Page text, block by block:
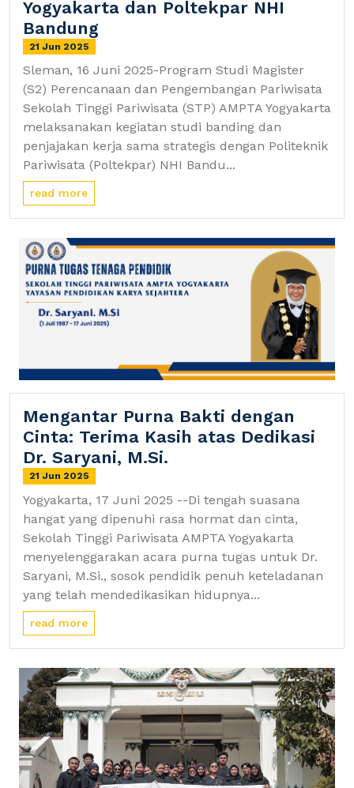
Yogyakarta dan Poltekpar NHI
Bandung
21 Jun 2025
Sleman, 16 Juni 2025-Program Studi Magister
(S2) Perencanaan dan Pengembangan Pariwisata
Sekolah Tinggi Pariwisata (STP) AMPTA Yogyakarta
melaksanakan kegiatan studi banding dan
penjajakan kerja sama strategis dengan Politeknik
Pariwisata (Poltekpar) NHI Bandu...
read more
Mengantar Purna Bakti dengan
Cinta: Terima Kasih atas Dedikasi
Dr. Saryani, M.Si.
21 Jun 2025
Yogyakarta, 17 Juni 2025 --Di tengah suasana
hangat yang dipenuhi rasa hormat dan cinta,
Sekolah Tinggi Pariwisata AMPTA Yogyakarta
menyelenggarakan acara purna tugas untuk Dr.
Saryani, M.Si., sosok pendidik penuh keteladanan
yang telah mendedikasikan hidupnya...
read more